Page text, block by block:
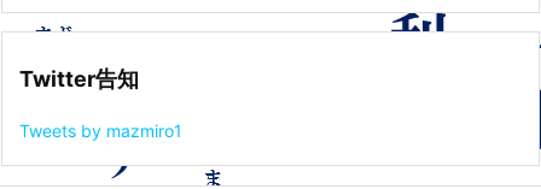
Twitter告知
Tweets by mazmiro1